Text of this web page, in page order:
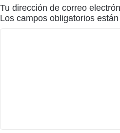
Tu dirección de correo
Los campos obligatorios